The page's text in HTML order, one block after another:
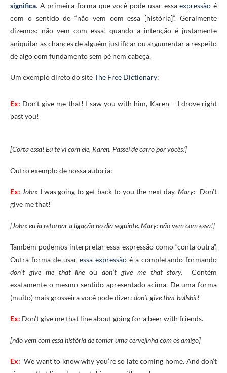
significa. A primeira forma que você pode usar essaexpressão é
com o sentido de “não vem com essa [história]”. Geralmente
dizemos: não vem com essa! quando a intenção é justamente
aniquilar as chances de alguém justificar ou argumentar a respeito
de algo com fundamento sem pé nem cabeça.
Um exemplo direto do siteThe Free Dictionary:
Ex: Don’t give me that! I saw you with him, Karen – I drove right
pastyou!
[Corta essa! Eu te vi com ele, Karen. Passei de carro por vocês!]
Outro exemplo de nossa autoria:
Ex: John: I was going to get back to you the next day.Mary: Don’t
give me that!
[John: eu ia retornar a ligação no dia seguinte. Mary: não vem com essa!]
Também podemos interpretar essa expressão como “conta outra”.
Outra forma de usar essa expressão é a completando formando
don’t give me that line oudon’t give me that story.
Contém
exatamente o mesmo sentido apresentado acima. De uma forma
(muito) mais grosseira você pode dizer: don’t give that bullshit!
Ex: Don’t give me that line about going for a beer with friends.
[não vem com essa história de tomar uma cervejinha com os amigo]
Ex: We wantto know why you’reso late coming home. And don’t